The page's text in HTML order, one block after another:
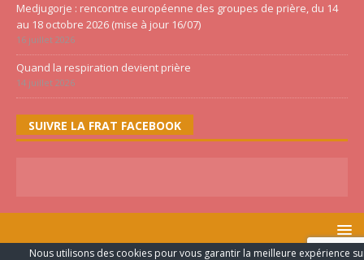
Medjugorje : rencontre européenne des groupes de prière, du 14
au 18 octobre 2026 (mise à jour 16/07)
16 juillet 2026
Quand la respiration devient prière
14 juillet 2026
SUIVRE LA FRAT FACEBOOK
Nous utilisons des cookies pour vous garantir la meilleure expérience